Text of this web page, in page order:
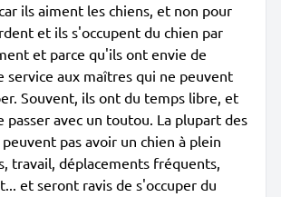
ils aiment les chiens, et non pour
et ils s'occupent du chien par
et parce qu'ils ont envie de
service aux maîtres qui ne peuvent
Souvent, ils ont du temps libre, et
passer avec un toutou. La plupart des
pas avoir un chien à plein
travail, déplacements fréquents,
et seront ravis de s'occuper du